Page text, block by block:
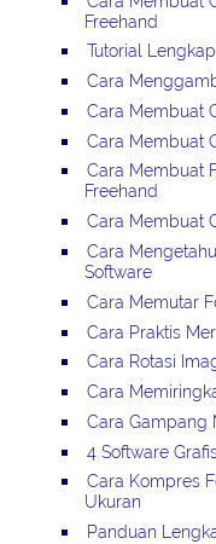
Freehand
Tutorial
Cara
Cara Membuat
Cara Membuat
Cara Membuat
Freehand
Cara Membuat
Cara
Software
Cara Memutar
Cara Praktis
Cara Rotasi
Cara
Cara Gampang
4 Software
Cara Kompres
Ukuran
Panduan